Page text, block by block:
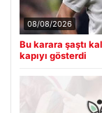
08/08/2026
Bu karara şaştı
kapıyı gösterdi